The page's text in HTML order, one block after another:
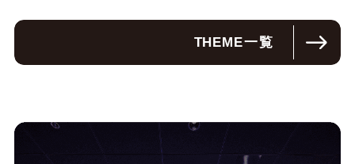
THEME一覧